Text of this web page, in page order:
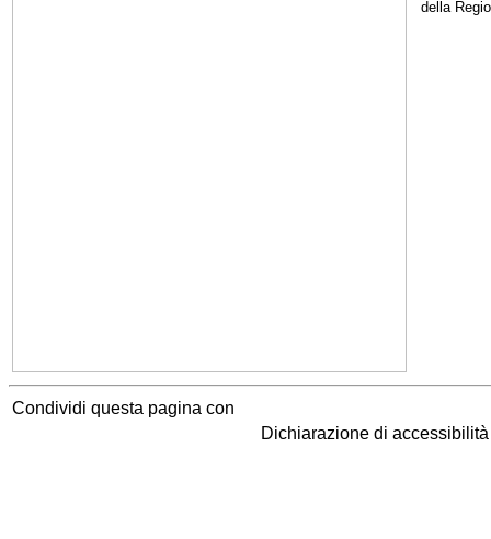
della
Condividi questa pagina con
Dichiarazione di